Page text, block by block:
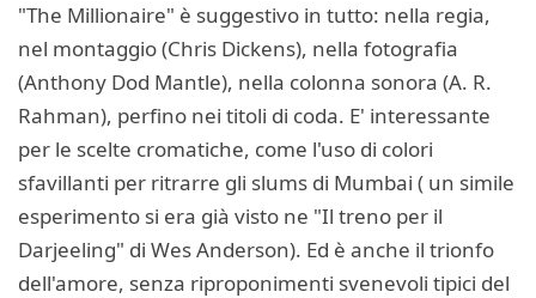
"The Millionaire" è suggestivo in tutto: nella regia,
nel montaggio (Chris Dickens), nella fotografia
(Anthony Dod Mantle), nella colonna sonora (A. R.
Rahman), perfino nei titoli di coda. E' interessante
per le scelte cromatiche, come l'uso di colori
sfavillanti per ritrarre gli slums di Mumbai ( un simile
esperimento si era già visto ne "Il treno per il
Darjeeling" di Wes Anderson). Ed è anche il trionfo
dell'amore, senza riproponimenti svenevoli tipici del